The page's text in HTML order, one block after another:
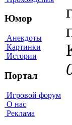
Юмор
Анекдоты
Картинки
Истории
Портал
Игровой форум
О нас
Реклама